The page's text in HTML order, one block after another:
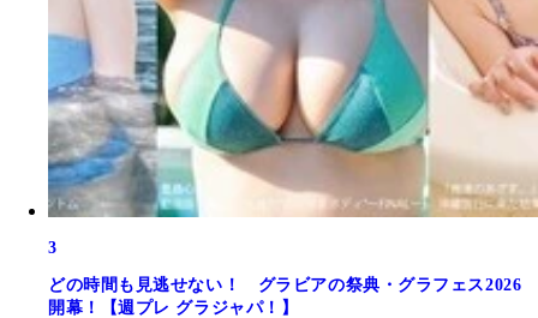
3
どの時間も見逃せない！ グラビアの祭典・グラフェス2026
開幕！【週プレ グラジャパ！】